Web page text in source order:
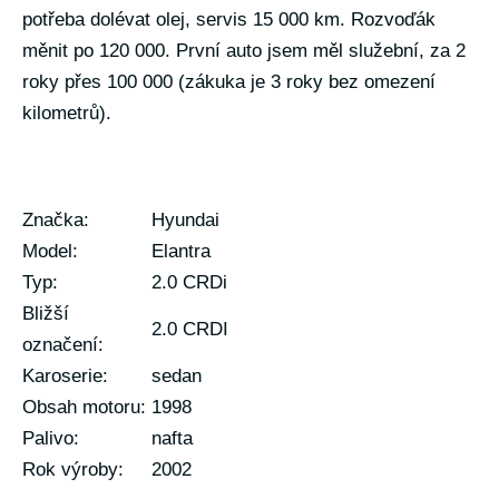
potřeba dolévat olej, servis 15 000 km. Rozvoďák
měnit po 120 000. První auto jsem měl služební, za 2
roky přes 100 000 (zákuka je 3 roky bez omezení
kilometrů).
Značka:
Hyundai
Model:
Elantra
Typ:
2.0 CRDi
Bližší
označení:
2.0 CRDI
Karoserie:
sedan
Obsah motoru: 1998
Palivo:
nafta
Rok výroby:
2002